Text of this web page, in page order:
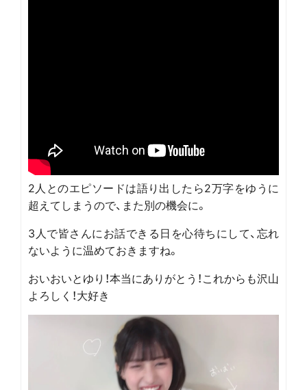
2人とのエピソードは語り出したら2万字をゆうに
超えてしまうので、また別の機会に。
3人で皆さんにお話できる日を心待ちにして、忘れ
ないように温めておきますね。
おいおいとゆり！本当にありがとう！これからも沢山
よろしく！大好き